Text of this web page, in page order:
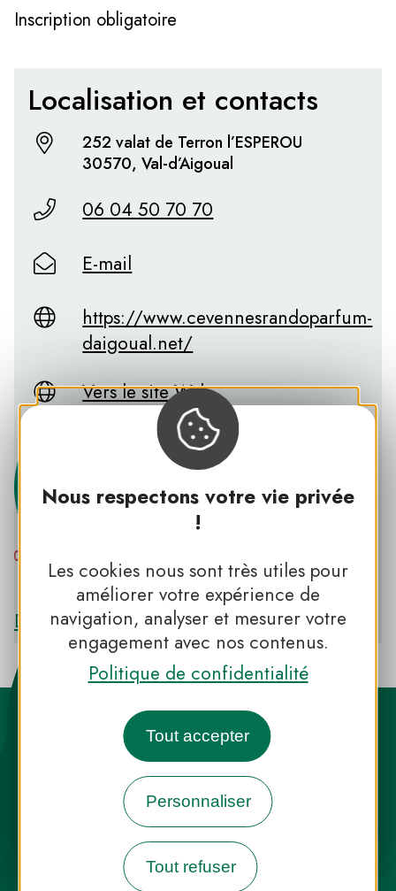
Nous respectons votre vie privée
!
Les cookies nous sont très utiles pour
améliorer votre expérience de
navigation, analyser et mesurer votre
engagement avec nos contenus.
Politique de confidentialité
Tout accepter
Personnaliser
Tout refuser
Inscription obligatoire
Localisation et contacts
252 valat de Terron l’ESPEROU
30570, Val-d’Aigoual
06 04 50 70 70
E-mail
https://www.cevennesrandoparfum-
daigoual.net/
Vers le site Web
PNR DES GRANDS CAUSSES
Découvrir le PNR DES GRANDS CAUSSES
Destination Parcs, de l’inspiration en
toute saison